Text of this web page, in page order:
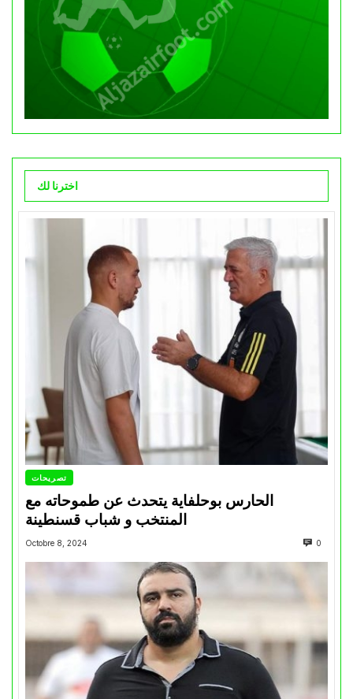
اخترنا لك
تصريحات
الحارس بوحلفاية يتحدث عن طموحاته مع
المنتخب و شباب قسنطينة
Octobre 8, 2024 0